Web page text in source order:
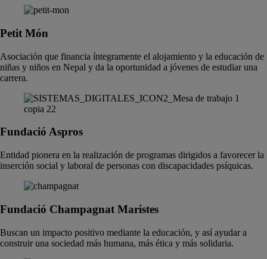
Petit Món
Asociación que financia íntegramente el alojamiento y la educación de
niñas y niños en Nepal y da la oportunidad a jóvenes de estudiar una
carrera.
Fundació Aspros
Entidad pionera en la realización de programas dirigidos a favorecer la
inserción social y laboral de personas con discapacidades psíquicas.
Fundació Champagnat Maristes
Buscan un impacto positivo mediante la educación, y así ayudar a
construir una sociedad más humana, más ética y más solidaria.